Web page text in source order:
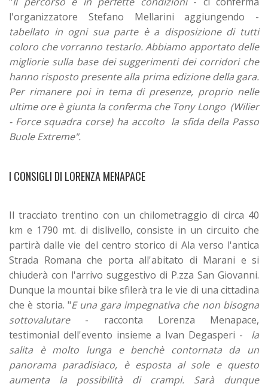
l'organizzatore Stefano Mellarini aggiungendo -
tabellato in ogni sua parte è a disposizione di tutti
coloro che vorranno testarlo. Abbiamo apportato delle
migliorie sulla base dei suggerimenti dei corridori che
hanno risposto presente alla prima edizione della gara.
Per rimanere poi in tema di presenze, proprio nelle
ultime ore è giunta la conferma che Tony Longo (Wilier
- Force squadra corse) ha accolto la sfida della Passo
Buole Extreme".
I CONSIGLI DI LORENZA MENAPACE
Il tracciato trentino con un chilometraggio di circa 40
km e 1790 mt. di dislivello, consiste in un circuito che
partirà dalle vie del centro storico di Ala verso l'antica
Strada Romana che porta all'abitato di Marani e si
chiuderà con l'arrivo suggestivo di P.zza San Giovanni.
Dunque la mountai bike sfilerà tra le vie di una cittadina
che è storia. "E una gara impegnativa che non bisogna
sottovalutare- racconta Lorenza Menapace,
testimonial dell'evento insieme a Ivan Degasperi - la
salita è molto lunga e benchè contornata da un
panorama paradisiaco, è esposta al sole e questo
aumenta la possibilità di crampi. Sarà dunque